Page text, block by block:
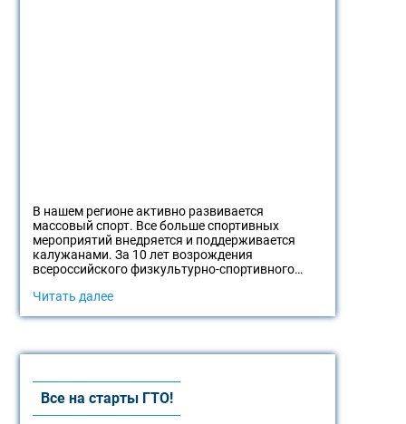
В нашем регионе активно развивается
массовый спорт. Все больше спортивных
мероприятий внедряется и поддерживается
калужанами. За 10 лет возрождения
всероссийского физкультурно-спортивного…
Читать далее
Все на старты ГТО!